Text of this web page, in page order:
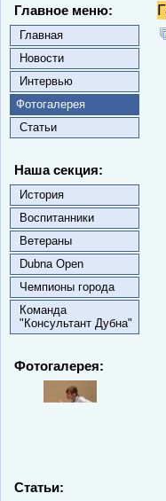
Главное меню:
Главная
Новости
Интервью
Фотогалерея
Статьи
Наша секция:
История
Воспитанники
Ветераны
Dubna Open
Чемпионы города
Команда
"Консультант Дубна"
Фотогалерея:
Статьи: